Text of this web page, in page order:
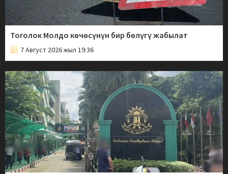
Тоголок Молдо көчөсүнүн бир бөлүгү жабылат
7 Август 2026 жыл 19:36